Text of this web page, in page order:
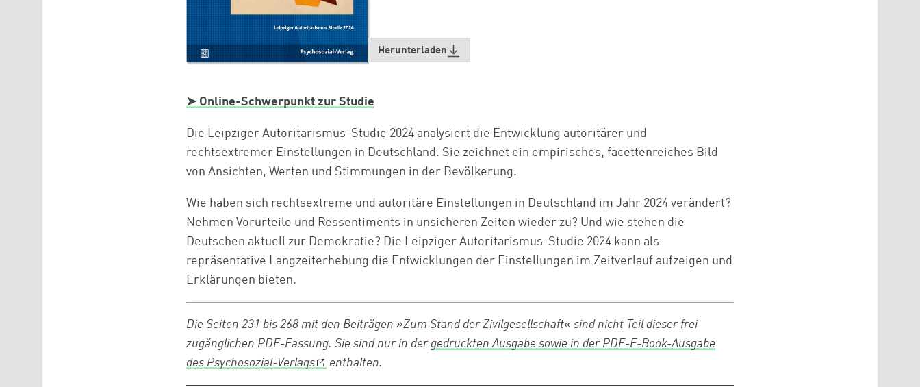
Herunterladen
➤ Online-Schwerpunkt zur Studie
Die Leipziger Autoritarismus-Studie 2024 analysiert die Entwicklung autoritärer und
rechtsextremer Einstellungen in Deutschland. Sie zeichnet ein empirisches, facettenreiches Bild
von Ansichten, Werten und Stimmungen in der Bevölkerung.
Wie haben sich rechtsextreme und autoritäre Einstellungen in Deutschland im Jahr 2024 verändert?
Nehmen Vorurteile und Ressentiments in unsicheren Zeiten wieder zu? Und wie stehen die
Deutschen aktuell zur Demokratie? Die Leipziger Autoritarismus-Studie 2024 kann als
repräsentative Langzeiterhebung die Entwicklungen der Einstellungen im Zeitverlauf aufzeigen und
Erklärungen bieten.
Die Seiten 231 bis 268 mit den Beiträgen »Zum Stand der Zivilgesellschaft« sind nicht Teil dieser frei
zugänglichen PDF-Fassung. Sie sind nur in der gedruckten Ausgabe sowie in der PDF-E-Book-Ausgabe
des Psychosozial-Verlags
enthalten.